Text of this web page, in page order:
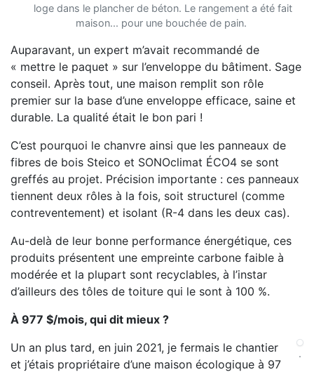
loge dans le plancher de béton. Le rangement a été fait
maison... pour une bouchée de pain.
Auparavant, un expert m’avait recommandé de
« mettre le paquet » sur l’enveloppe du bâtiment. Sage
conseil. Après tout, une maison remplit son rôle
premier sur la base d’une enveloppe efficace, saine et
durable. La qualité était le bon pari !
C’est pourquoi le chanvre ainsi que les panneaux de
fibres de bois Steico et SONOclimat ÉCO4 se sont
greffés au projet. Précision importante : ces panneaux
tiennent deux rôles à la fois, soit structurel (comme
contreventement) et isolant (R-4 dans les deux cas).
Au-delà de leur bonne performance énergétique, ces
produits présentent une empreinte carbone faible à
modérée et la plupart sont recyclables, à l’instar
d’ailleurs des tôles de toiture qui le sont à 100 %.
À 977 $/mois, qui dit mieux ?
.
Un an plus tard, en juin 2021, je fermais le chantier
et j’étais propriétaire d’une maison écologique à 97